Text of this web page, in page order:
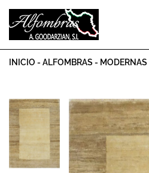
INICIO - ALFOMBRAS - MODERNAS